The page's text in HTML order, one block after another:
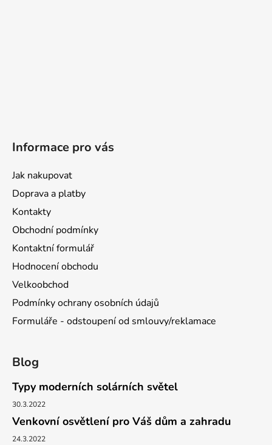
Informace pro vás
Jak nakupovat
Doprava a platby
Kontakty
Obchodní podmínky
Kontaktní formulář
Hodnocení obchodu
Velkoobchod
Podmínky ochrany osobních údajů
Formuláře - odstoupení od smlouvy/reklamace
Blog
Typy moderních solárních světel
30.3.2022
Venkovní osvětlení pro Váš dům a zahradu
24.3.2022